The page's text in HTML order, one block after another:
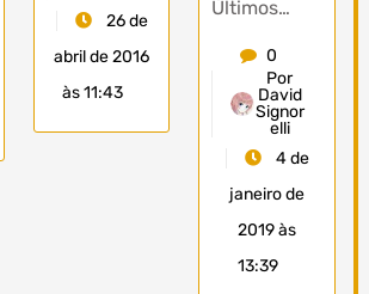
26 de
abril de 2016
às 11:43
Últimos…
0
Por
David
Signor
elli
4 de
janeiro de
2019 às
13:39